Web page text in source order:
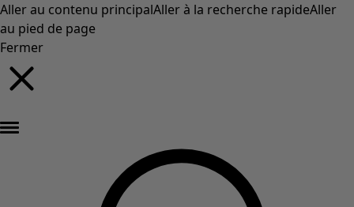
Aller au contenu principalAller à la recherche rapideAller
au pied de page
Fermer